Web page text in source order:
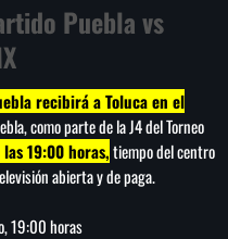
Puebla vs
recibirá a Toluca en el
como parte de la J4 del Torneo
19:00 horas,tiempo del centro
abierta y de paga.
19:00 horas